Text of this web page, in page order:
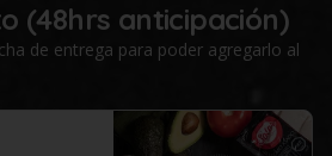
(48hrs anticipación)
de entrega para poder agregarlo al